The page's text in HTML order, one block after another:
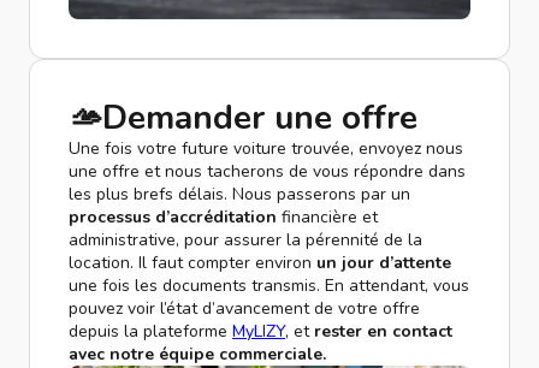
🫴Demander une offre
Une fois votre future voiture trouvée, envoyez nous
une offre et nous tacherons de vous répondre dans
les plus brefs délais. Nous passerons par un
processus d’accréditation financière et
administrative, pour assurer la pérennité de la
location. Il faut compter environ un jour d’attente
une fois les documents transmis. En attendant, vous
pouvez voir l’état d’avancement de votre offre
depuis la plateforme MyLIZY, etrester en contact
avec notre équipe commerciale.